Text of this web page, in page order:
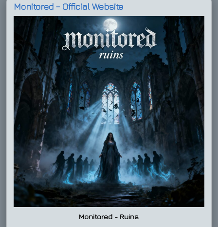
Monitored – Official Website
Monitored - Ruins